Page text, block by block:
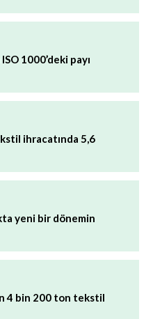
1000’deki payı
ihracatında 5,6
yeni bir dönemin
4 bin 200 ton tekstil